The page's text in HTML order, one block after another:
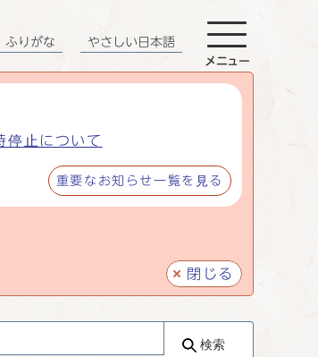
停止について
重要なお知らせ一覧を見る
閉じる
ふりがな やさしい日本語
メニュー
検索